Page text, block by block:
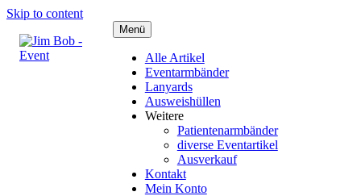
Skip to content
Menü
Alle Artikel
Eventarmbänder
Lanyards
Ausweishüllen
Weitere
Patientenarmbänder
diverse Eventartikel
Ausverkauf
Kontakt
Mein Konto